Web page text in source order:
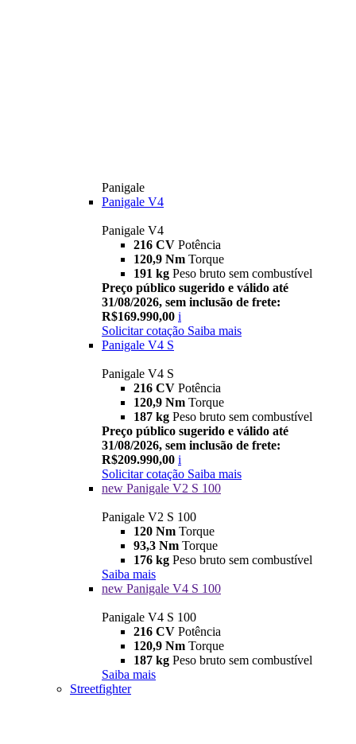
Panigale
Panigale V4
Panigale V4
216 CV Potência
120,9 Nm Torque
191 kg Peso bruto sem combustível
Preço público sugerido e válido até
31/08/2026, sem inclusão de frete:
R$169.990,00 i
Solicitar cotação Saiba mais
Panigale V4 S
Panigale V4 S
216 CV Potência
120,9 Nm Torque
187 kg Peso bruto sem combustível
Preço público sugerido e válido até
31/08/2026, sem inclusão de frete:
R$209.990,00 i
Solicitar cotação Saiba mais
new Panigale V2 S 100
Panigale V2 S 100
120 Nm Torque
93,3 Nm Torque
176 kg Peso bruto sem combustível
Saiba mais
new Panigale V4 S 100
Panigale V4 S 100
216 CV Potência
120,9 Nm Torque
187 kg Peso bruto sem combustível
Saiba mais
Streetfighter